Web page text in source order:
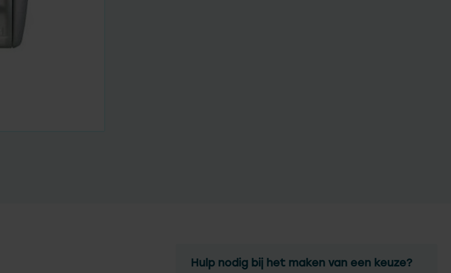
Hulp nodig bij het maken van een keuze?